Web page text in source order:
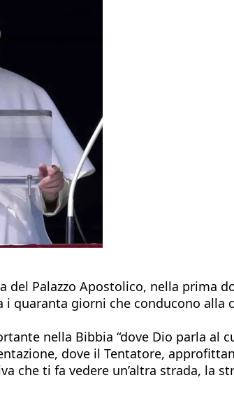
del Palazzo Apostolico, nella prima
giorni che conducono alla
nella Bibbia “dove Dio parla al
dove il Tentatore,
che ti fa vedere un’altra strada, la